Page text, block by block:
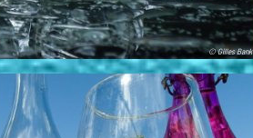
© Gilles Bank